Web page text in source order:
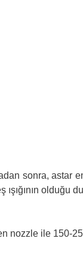
sonra, astar
olduğu
nozzle ile 150-